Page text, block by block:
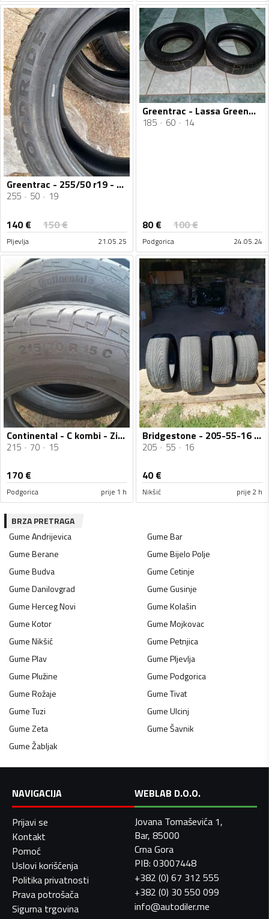
Greentrac - 255/50 r19 - Zimska guma
255 50 19
140€ 150€
Pljevlja 21.05.25
Greentrac - Lassa Greenways - Ljetnja guma
185 60 14
80€ 100€
Podgorica 24.05.24
Continental - C kombi - Zimska guma
215 70 15
170€
Podgorica prije 1 h
Bridgestone - 205-55-16 - Ljetnja guma
205 55 16
40€
Nikšić prije 2 h
BRZA PRETRAGA
GumeAndrijevica GumeBar
GumeBerane GumeBijelo Polje
GumeBudva GumeCetinje
GumeDanilovgrad GumeGusinje
GumeHerceg Novi GumeKolašin
GumeKotor GumeMojkovac
GumeNikšić GumePetnjica
GumePlav GumePljevlja
GumePlužine GumePodgorica
GumeRožaje GumeTivat
GumeTuzi GumeUlcinj
GumeZeta GumeŠavnik
GumeŽabljak
NAVIGACIJA
Prijavi se
Kontakt
Pomoć
Uslovi korišćenja
Politika privatnosti
Prava potrošača
Sigurna trgovina
WEBLAB D.O.O.
Jovana Tomaševića 1,
Bar, 85000
Crna Gora
PIB: 03007448
+382 (0) 67 312 555
+382 (0) 30 550 099
info@autodiler.me